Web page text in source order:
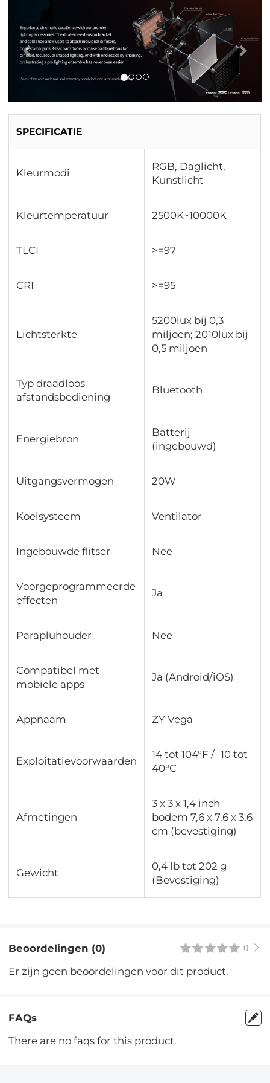
SPECIFICATIE
Kleurmodi
RGB, Daglicht,
Kunstlicht
Kleurtemperatuur 2500K~10000K
TLCI >=97
CRI >=95
Lichtsterkte
5200lux bij 0,3
miljoen; 2010lux bij
0,5 miljoen
Typ draadloos
afstandsbediening
Bluetooth
Energiebron
Batterij
(ingebouwd)
Uitgangsvermogen 20W
Koelsysteem Ventilator
Ingebouwde flitser Nee
Voorgeprogrammeerde
effecten
Ja
Parapluhouder Nee
Compatibel met
mobiele apps
Ja (Android/iOS)
Appnaam ZY Vega
Exploitatievoorwaarden
14 tot 104°F / -10 tot
40°C
Afmetingen
3 x 3 x 1,4 inch
bodem 7,6 x 7,6 x 3,6
cm (bevestiging)
Gewicht
0,4 lb tot 202 g
(Bevestiging)
Beoordelingen (0) 0
Er zijn geen beoordelingen voor dit product.
FAQs
There are no faqs for this product.